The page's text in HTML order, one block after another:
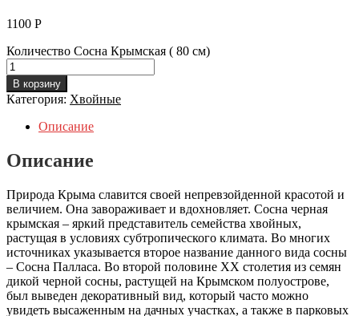
1100 Р
Количество Сосна Крымская ( 80 см)
В корзину
Категория: Хвойные
Описание
Описание
Природа Крыма славится своей непревзойденной красотой и
величием. Она завораживает и вдохновляет. Сосна черная
крымская – яркий представитель семейства хвойных,
растущая в условиях субтропического климата. Во многих
источниках указывается второе название данного вида сосны
– Сосна Палласа. Во второй половине ХХ столетия из семян
дикой черной сосны, растущей на Крымском полуострове,
был выведен декоративный вид, который часто можно
увидеть высаженным на дачных участках, а также в парковых